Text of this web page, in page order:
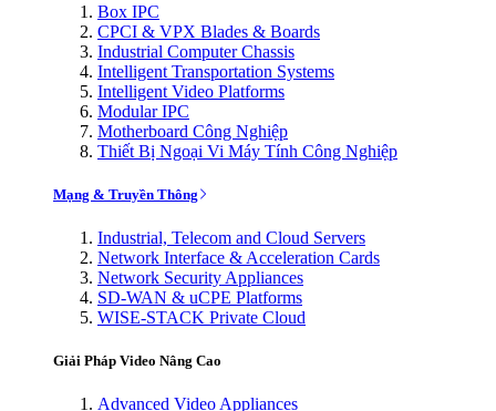
Box IPC
CPCI & VPX Blades & Boards
Industrial Computer Chassis
Intelligent Transportation Systems
Intelligent Video Platforms
Modular IPC
Motherboard Công Nghiệp
Thiết Bị Ngoại Vi Máy Tính Công Nghiệp
Mạng & Truyền Thông
Industrial, Telecom and Cloud Servers
Network Interface & Acceleration Cards
Network Security Appliances
SD-WAN & uCPE Platforms
WISE-STACK Private Cloud
Giải Pháp Video Nâng Cao
Advanced Video Appliances